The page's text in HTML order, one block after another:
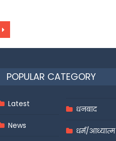
POPULAR CATEGORY
Latest
News
धनबाद
धर्म/आध्यात्म